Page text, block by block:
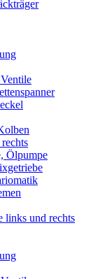
Ölpumpe
links und rechts